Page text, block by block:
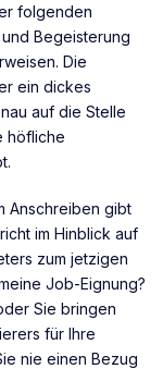
folgenden
Begeisterung
Die
ein dickes
auf die Stelle
höfliche
Anschreiben gibt
im Hinblick auf
zum jetzigen
Job-Eignung?
Sie bringen
für Ihre
nie einen Bezug